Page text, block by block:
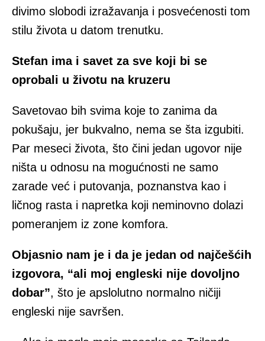
divimo slobodi izražavanja i posvećenosti tom
stilu života u datom trenutku.
Stefan ima i savet za sve koji bi se
oprobali u životu na kruzeru
Savetovao bih svima koje to zanima da
pokušaju, jer bukvalno, nema se šta izgubiti.
Par meseci života, što čini jedan ugovor nije
ništa u odnosu na mogućnosti ne samo
zarade već i putovanja, poznanstva kao i
ličnog rasta i napretka koji neminovno dolazi
pomeranjem iz zone komfora.
Objasnio nam je i da je jedan od najčešćih
izgovora, “ali moj engleski nije dovoljno
dobar”, što je apslolutno normalno ničiji
engleski nije savršen.